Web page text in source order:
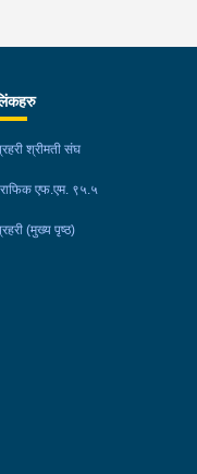
श्रीमती संघ
एफ.एम. ९५.५
(मुख्य पृष्ठ)